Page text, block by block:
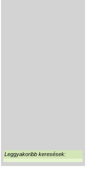
Leggyakoribb keresések: